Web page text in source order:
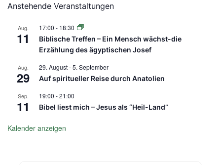
Anstehende Veranstaltungen
Aug.
11
17:00 - 18:30
Biblische Treffen – Ein Mensch wächst-die
Erzählung des ägyptischen Josef
Aug.
29
29. August-5. September
Auf spiritueller Reise durch Anatolien
Sep.
11
19:00 -21:00
Bibel liest mich – Jesus als “Heil-Land”
Kalender anzeigen